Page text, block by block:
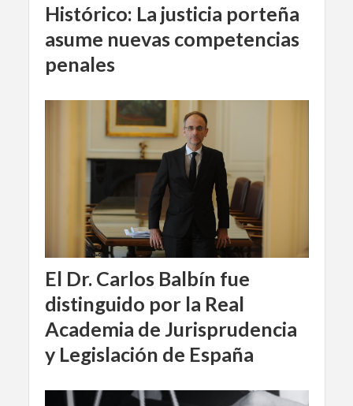
Histórico: La justicia porteña
asume nuevas competencias
penales
El Dr. Carlos Balbín fue
distinguido por la Real
Academia de Jurisprudencia
y Legislación de España